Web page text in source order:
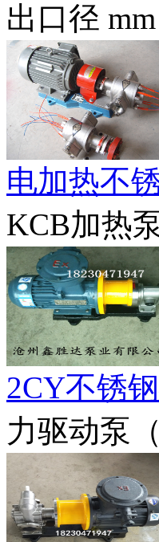
出口径
电加热不
KCB加热
2CY不锈
力驱动泵